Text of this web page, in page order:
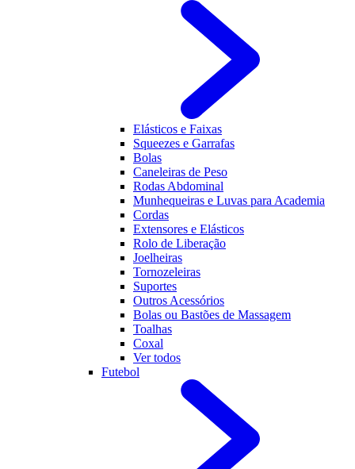
Elásticos e Faixas
Squeezes e Garrafas
Bolas
Caneleiras de Peso
Rodas Abdominal
Munhequeiras e Luvas para Academia
Cordas
Extensores e Elásticos
Rolo de Liberação
Joelheiras
Tornozeleiras
Suportes
Outros Acessórios
Bolas ou Bastões de Massagem
Toalhas
Coxal
Ver todos
Futebol